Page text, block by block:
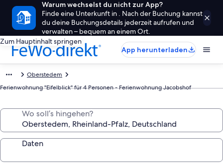
Warum wechselst du nicht zur App?
Finde eine Unterkunft in . Nach der Buchung kannst
du deine Buchungsdetails jederzeit aufrufen und
verwalten – bequem an einem Ort.
Zum Hauptinhalt springen
App herunterladen
Oberstedem
Ferienwohnung "Eifelblick" für 4 Personen - Ferienwohnung Jacobshof
Wo soll’s hingehen?
Daten